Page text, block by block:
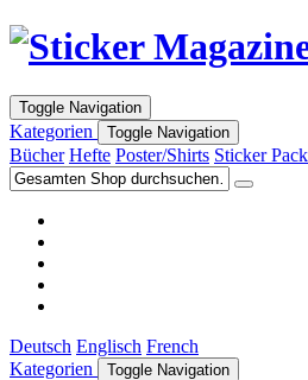
Toggle Navigation
Kategorien Toggle Navigation
Bücher Hefte Poster/Shirts Sticker
Deutsch Englisch French
Kategorien
Toggle Navigation